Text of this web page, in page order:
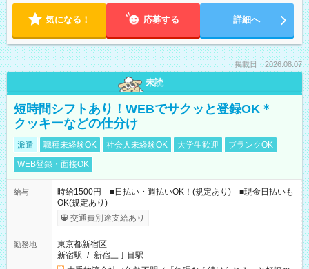
気になる！ 応募する 詳細へ
掲載日：2026.08.07
未読
短時間シフトあり！WEBでサクッと登録OK＊
クッキーなどの仕分け
派遣 職種未経験OK 社会人未経験OK 大学生歓迎
ブランクOK
WEB登録・面接OK
給与
時給1500円 ■日払い・週払いOK！(規定あり) ■現金日払いも
OK(規定あり)
交通費別途支給あり
勤務地
東京都新宿区
新宿駅 / 新宿三丁目駅